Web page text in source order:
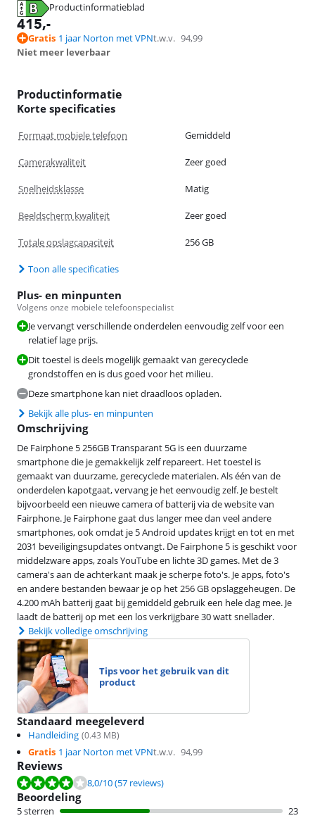
Productinformatieblad
opent in nieuw tabblad
415,-
Gratis 1 jaar Norton met VPNt.w.v. 94,99
Niet meer leverbaar
Productinformatie
Korte specificaties
Formaat mobiele telefoon Gemiddeld
Camerakwaliteit Zeer goed
Snelheidsklasse Matig
Beeldscherm kwaliteit Zeer goed
Totale opslagcapaciteit 256 GB
Toon alle specificaties
Plus- en minpunten
Volgens onze mobiele telefoonspecialist
Je vervangt verschillende onderdelen eenvoudig zelf voor een
relatief lage prijs.
Dit toestel is deels mogelijk gemaakt van gerecyclede
grondstoffen en is dus goed voor het milieu.
Deze smartphone kan niet draadloos opladen.
Bekijk alle plus- en minpunten
Omschrijving
De Fairphone 5 256GB Transparant 5G is een duurzame
smartphone die je gemakkelijk zelf repareert. Het toestel is
gemaakt van duurzame, gerecyclede materialen. Als één van de
onderdelen kapotgaat, vervang je het eenvoudig zelf. Je bestelt
bijvoorbeeld een nieuwe camera of batterij via de website van
Fairphone. Je Fairphone gaat dus langer mee dan veel andere
smartphones, ook omdat je 5 Android updates krijgt en tot en met
2031 beveiligingsupdates ontvangt. De Fairphone 5 is geschikt voor
middelzware apps, zoals YouTube en lichte 3D games. Met de 3
camera's aan de achterkant maak je scherpe foto's. Je apps, foto's
en andere bestanden bewaar je op het 256 GB opslaggeheugen. De
4.200 mAh batterij gaat bij gemiddeld gebruik een hele dag mee. Je
laadt de batterij op met een los verkrijgbare 30 watt snellader.
Bekijk volledige omschrijving
Tips voor het gebruik van dit
product
Standaard meegeleverd
Handleiding (0.43 MB)
Gratis 1 jaar Norton met VPNt.w.v. 94,99
Reviews
Beoordeling is 8,0 van de 10, gebaseerd op 57 reviews.
8,0/10(57 reviews)
Beoordeling
5 sterren
23